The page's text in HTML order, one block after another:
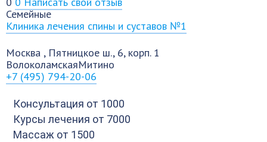
Семейные
Клиника лечения спины и суставов №1
Москва , Пятницкое ш., 6, корп. 1
ВолоколамскаяМитино
+7 (495) 794-20-06
Консультация от 1000
Курсы лечения от 7000
Массаж от 1500